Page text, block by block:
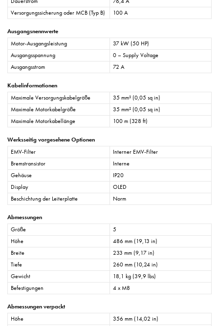
Versorgungssicherung oder MCB (Typ B)
100 A
Ausgangsnennwerte
Motor-Ausgangsleistung
37 kW (50 HP)
Ausgangsspannung
0 – Supply Voltage
Ausgangsstrom
72 A
Kabelinformationen
Maximale Versorgungskabelgröße
35 mm² (0,05 sq in)
Maximale Motorkabelgröße
35 mm² (0,05 sq in)
Maximale Motorkabellänge
100 m (328 ft)
Werksseitig vorgesehene Optionen
EMV-Filter
Interner EMV-Filter
Bremstransistor
Interne
Gehäuse
IP20
Display
OLED
Beschichtung der Leiterplatte
Norm
Abmessungen
Größe
5
Höhe
486 mm (19,13 in)
Breite
233 mm (9,17 in)
Tiefe
260 mm (10,24 in)
Gewicht
18,1 kg (39,9 lbs)
Befestigungen
4 x M8
Abmessungen verpackt
Höhe
356 mm (14,02 in)